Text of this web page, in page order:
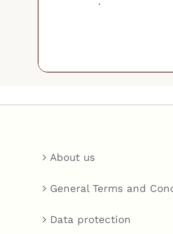
About us
General Terms and
Data protection